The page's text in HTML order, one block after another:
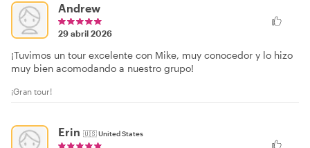
Andrew
29 abril 2026
¡Tuvimos un tour excelente con Mike, muy conocedor y lo hizo
muy bien acomodando a nuestro grupo!
¡Gran tour!
Erin 🇺🇸United States